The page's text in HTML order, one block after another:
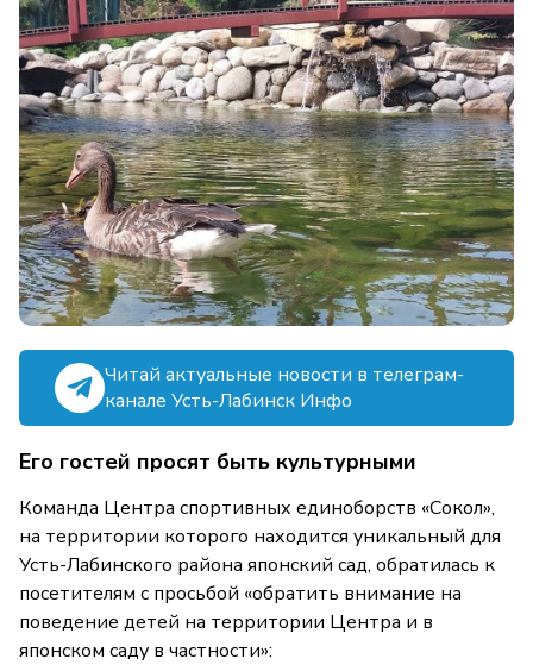
Читай актуальные новости в телеграм-
канале Усть-Лабинск Инфо
Его гостей просят быть культурными
Команда Центра спортивных единоборств «Сокол»,
на территории которого находится уникальный для
Усть-Лабинского района японский сад, обратилась к
посетителям с просьбой «обратить внимание на
поведение детей на территории Центра и в
японском саду в частности»: